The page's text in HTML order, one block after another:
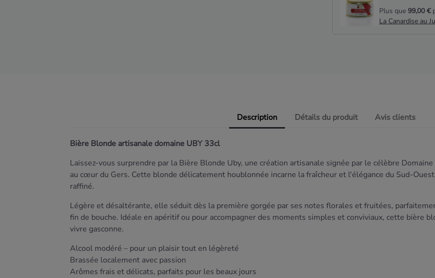
Plus que 99,00 €
La Canardise au
Description Détails du produit Avis clients
Bière Blonde artisanale domaine UBY 33cl
Laissez-vous surprendre par la Bière Blonde Uby, une création artisanale signée par le célèbre
au cœur du Gers. Cette blonde délicatement houblonnée incarne la fraîcheur et l'élégance du Sud-
raffiné.
Légère et désaltérante, elle séduit dès la première gorgée par ses notes florales et fruitées,
fin de bouche. Idéale en apéritif ou pour accompagner des moments simples et conviviaux, cette bière
vivre gasconne.
Alcool modéré – pour un plaisir tout en légèreté
Brassée localement avec passion
Arômes frais et délicats, parfaits pour les beaux jours